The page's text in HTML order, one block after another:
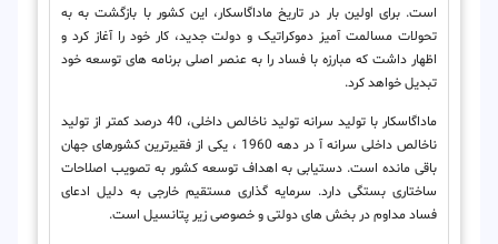
است. برای اولین بار در تاریخ ماداگاسکار، این کشور با بازگشت به به
تحولات مسالمت آمیز دموکراتیک و دولت جدید، کار خود را آغاز کرد و
اظهار داشت که مبارزه با فساد را به عنصر اصلی برنامه های توسعه خود
تبدیل خواهد کرد.
ماداگاسکار با تولید سرانه تولید ناخالص داخلی، 40 درصد کمتر از تولید
ناخالص داخلی سرانه آ در دهه 1960 ، یکی از فقیرترین کشورهای جهان
باقی مانده است. دستیابی به اهداف توسعه کشور به تصویب اصلاحات
ساختاری بستگی دارد. سرمایه گذاری مستقیم خارجی به دلیل ادعای
فساد مداوم در بخش های دولتی و خصوصی زیر پتانسیل است.